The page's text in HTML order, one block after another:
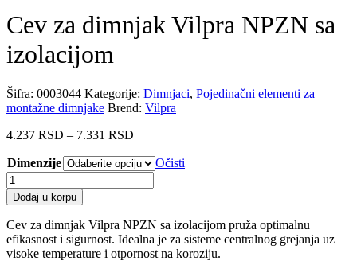
Cev za dimnjak Vilpra NPZN sa
izolacijom
Šifra: 0003044 Kategorije: Dimnjaci, Pojedinačni elementi za
montažne dimnjake Brend: Vilpra
4.237 RSD – 7.331 RSD
od
4.237 RSD
do
Dimenzije
Očisti
Cev
za
dimnjak
Vilpra
NPZN
sa
Dodaj u korpu
Cev za dimnjak Vilpra NPZN sa izolacijom pruža optimalnu
efikasnost i sigurnost. Idealna je za sisteme centralnog grejanja uz
visoke temperature i otpornost na koroziju.